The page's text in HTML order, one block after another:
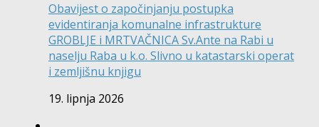
Obavijest o započinjanju postupka
evidentiranja komunalne infrastrukture
GROBLJE i MRTVAČNICA Sv.Ante na Rabi u
naselju Raba u k.o. Slivno u katastarski operat
i zemljišnu knjigu
19. lipnja 2026